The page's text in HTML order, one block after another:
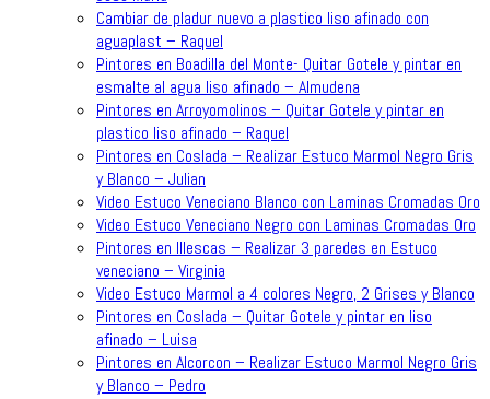
Cambiar de pladur nuevo a plastico liso afinado con
aguaplast – Raquel
Pintores en Boadilla del Monte- Quitar Gotele y pintar en
esmalte al agua liso afinado – Almudena
Pintores en Arroyomolinos – Quitar Gotele y pintar en
plastico liso afinado – Raquel
Pintores en Coslada – Realizar Estuco Marmol Negro Gris
y Blanco – Julian
Video Estuco Veneciano Blanco con Laminas Cromadas Oro
Video Estuco Veneciano Negro con Laminas Cromadas Oro
Pintores en Illescas – Realizar 3 paredes en Estuco
veneciano – Virginia
Video Estuco Marmol a 4 colores Negro, 2 Grises y Blanco
Pintores en Coslada – Quitar Gotele y pintar en liso
afinado – Luisa
Pintores en Alcorcon – Realizar Estuco Marmol Negro Gris
y Blanco – Pedro